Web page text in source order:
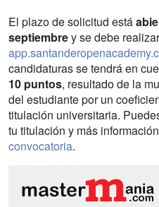
El plazo de solicitud está
septiembrey se debe
candidaturas se tendrá en
10 puntos, resultado de la
del estudiante por un
titulación universitaria.
tu titulación y más
convocatoria.